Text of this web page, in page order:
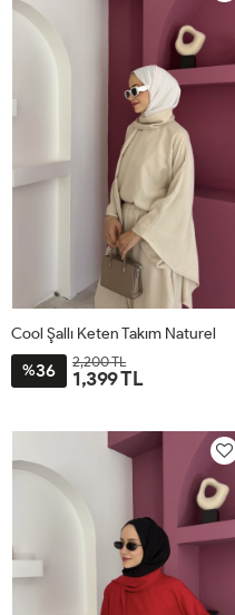
Cool Şallı Keten Takım Naturel
%36 2,200 TL
1,399 TL